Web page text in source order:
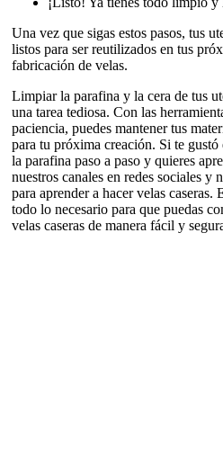
Una vez que sigas estos pasos, tus
listos para ser reutilizados en tus
fabricación de velas.
Limpiar la parafina y la cera de tus
una tarea tediosa. Con las
paciencia, puedes mantener tus
para tu próxima creación. Si te
la parafina paso a paso y quieres
nuestros canales en redes sociales y
para aprender a hacer velas
todo lo necesario para que puedas
velas caseras de manera fácil y